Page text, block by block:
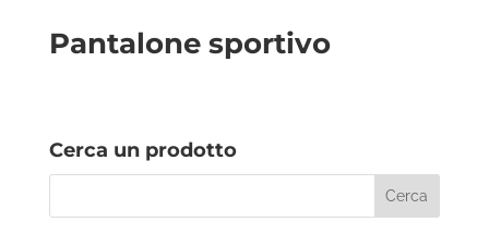
Pantalone sportivo
Cerca un prodotto